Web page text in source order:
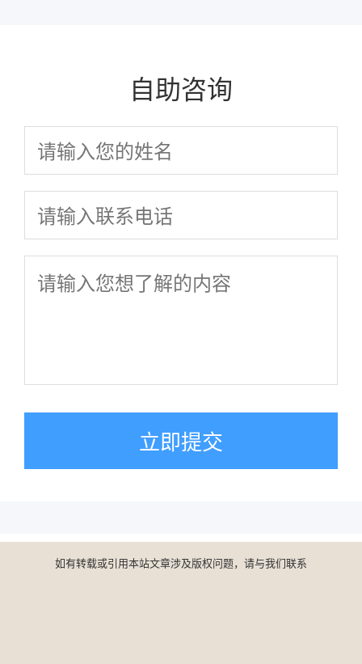
自助咨询
立即提交
如有转载或引用本站文章涉及版权问题，请与我们联系